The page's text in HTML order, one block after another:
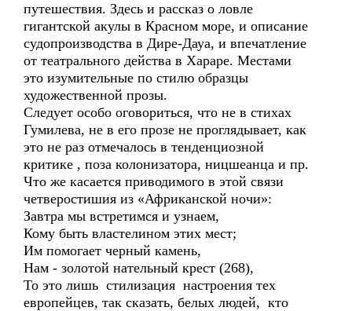
путешествия. Здесь и рассказ о ловле
гигантской акулы в Красном море, и описание
судопроизводства в Дире-Дауа, и впечатление
от театрального действа в Хараре. Местами
это изумительные по стилю образцы
художественной прозы.
Следует особо оговориться, что не в стихах
Гумилева, не в его прозе не проглядывает, как
это не раз отмечалось в тенденциозной
критике , поза колонизатора, ницшеанца и пр.
Что же касается приводимого в этой связи
четверостишия из «Африканской ночи»:
Завтра мы встретимся и узнаем,
Кому быть властелином этих мест;
Им помогает черный камень,
Нам - золотой нательный крест (268),
То это лишь стилизация настроения тех
европейцев, так сказать, белых людей, кто